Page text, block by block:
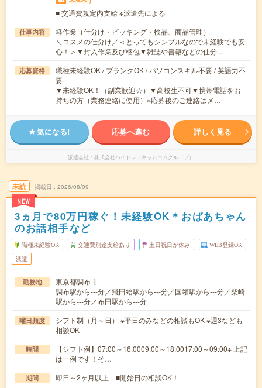
■ 交通費規定内支給 ※派遣先による
仕事内容
軽作業（仕分け・ピッキング・検品、商品管理）
＼コスメの仕分け／＜とってもシンプルなので未経験でも安
心！＞▼封入作業及び梱包▼雑誌や書籍などの仕分…
応募資格
職種未経験OK / ブランクOK / パソコンスキル不要 / 英語力不
要
▼未経験OK！（副業歓迎☆）▼高校生不可▼携帯電話をお
持ちの方（業務連絡に使用）※応募後のご連絡はメ…
気になる! 応募へ進む 詳しく見る
派遣会社 株式会社バイトレ（キャムコムグループ）
未読
NEW
掲載日 2026/08/09
3ヵ月で80万円稼ぐ！未経験OK＊おばあちゃん
のお話相手など
職種未経験OK 交通費別途支給あり 土日祝日が休み WEB登録OK
派遣
勤務地
東京都調布市
調布駅から---分／飛田給駅から---分／国領駅から---分／柴崎
駅から---分／布田駅から---分
曜日頻度
シフト制（月～日） ※平日のみなどの相談もOK ※週3なども
相談OK
時間
【シフト例】07:00～16:0009:00～18:0017:00～09:00※ 上記
は一例です！そ…
期間 即日～2ヶ月以上 ■開始日の相談OK！